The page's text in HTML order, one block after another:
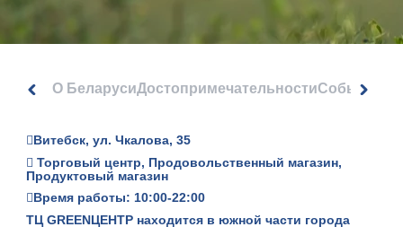
О БеларусиДостопримечательностиСобытия
Витебск, ул. Чкалова, 35
Торговый центр, Продовольственный магазин,
Продуктовый магазин
Время работы: 10:00-22:00
ТЦ GREENЦЕНТР находится в южной части города